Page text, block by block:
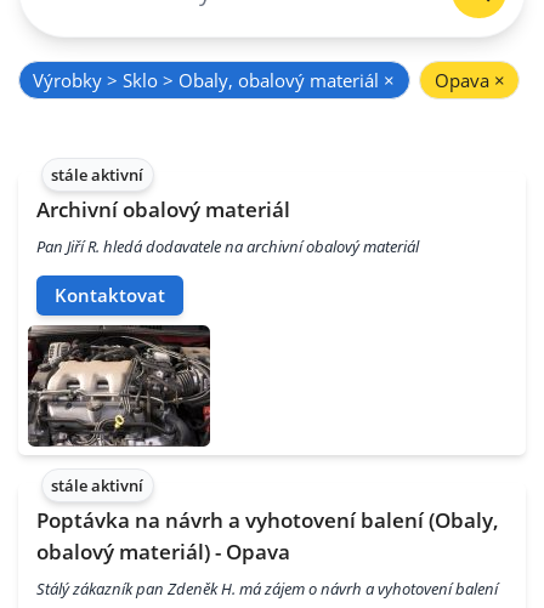
Výrobky > Sklo > Obaly, obalový materiál × Opava ×
stále aktivní
Archivní obalový materiál
Pan Jiří R. hledá dodavatele na archivní obalový materiál
Kontaktovat
stále aktivní
Poptávka na návrh a vyhotovení balení (Obaly,
obalový materiál) - Opava
Stálý zákazník pan Zdeněk H. má zájem o návrh a vyhotovení balení